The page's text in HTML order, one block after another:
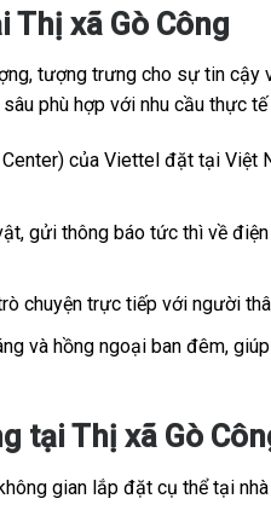
xã Gò Công
tượng trưng cho sự tin cậy
phù hợp với nhu cầu thực
của Viettel đặt tại Việt
gửi thông báo tức thì về
chuyện trực tiếp với người
và hồng ngoại ban đêm,
tại Thị xã Gò
gian lắp đặt cụ thể tại